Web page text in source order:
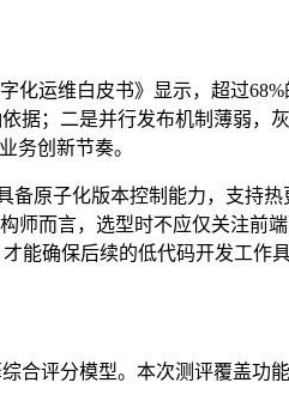
运维白皮书》显示，超过
据；二是并行发布机制薄弱，
务创新节奏。
原子化版本控制能力，支持
师而言，选型时不应仅关注前
能确保后续的低代码开发工作
合评分模型。本次测评覆盖功